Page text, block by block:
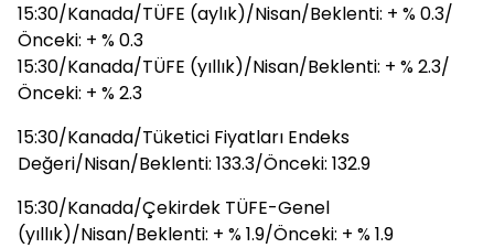
15:30/Kanada/TÜFE (aylık)/Nisan/Beklenti: + % 0.3/
Önceki: + % 0.3
15:30/Kanada/TÜFE (yıllık)/Nisan/Beklenti: + % 2.3/
Önceki: + % 2.3
15:30/Kanada/Tüketici Fiyatları Endeks
Değeri/Nisan/Beklenti: 133.3/Önceki: 132.9
15:30/Kanada/Çekirdek TÜFE-Genel
(yıllık)/Nisan/Beklenti: + % 1.9/Önceki: + % 1.9